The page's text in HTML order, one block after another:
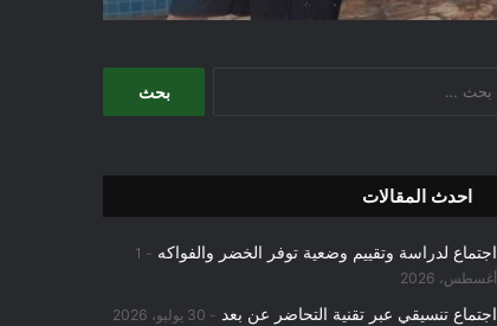
احدث المقالات
اجتماع لدراسة وتقييم وضعية توفر الخضر والفواكه
1
أغسطس، 2026
اجتماع تنسيقي عبر تقنية التحاضر عن بعد 30 يوليو، 2026